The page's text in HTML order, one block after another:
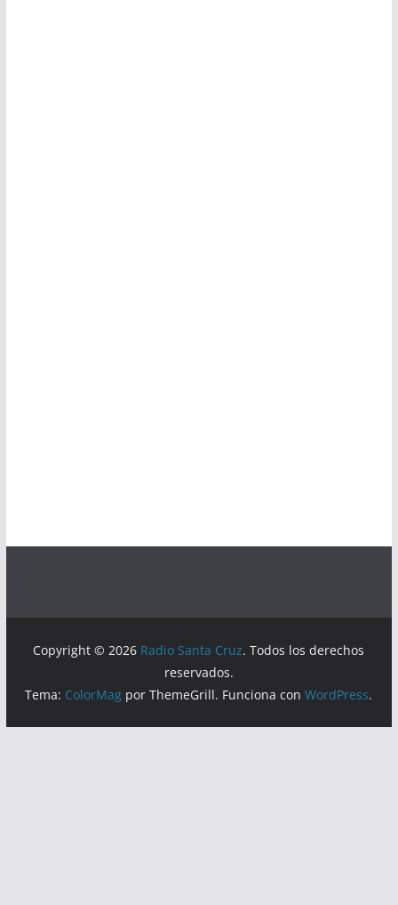
Copyright © 2026 Radio Santa Cruz. Todos los derechos
reservados.
Tema: ColorMag por ThemeGrill. Funciona conWordPress.